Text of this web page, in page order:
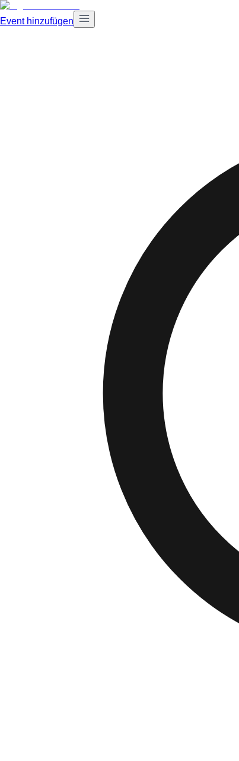
Event hinzufügen